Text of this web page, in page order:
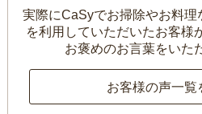
実際にCaSyでお掃除やお料理
を利用していただいたお客様
お褒めのお言葉をいた
お客様の声一覧